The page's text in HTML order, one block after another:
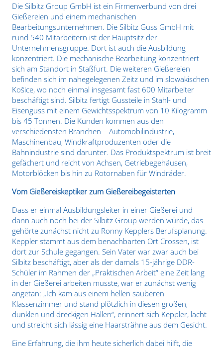
Die Silbitz Group GmbH ist ein Firmenverbund von drei
Gießereien und einem mechanischen
Bearbeitungsunternehmen. Die Silbitz Guss GmbH mit
rund 540 Mitarbeitern ist der Hauptsitz der
Unternehmensgruppe. Dort ist auch die Ausbildung
konzentriert. Die mechanische Bearbeitung konzentriert
sich am Standort in Staßfurt. Die weiteren Gießereien
befinden sich im nahegelegenen Zeitz und im slowakischen
Košice, wo noch einmal insgesamt fast 600 Mitarbeiter
beschäftigt sind. Silbitz fertigt Gussteile in Stahl- und
Eisenguss mit einem Gewichtsspektrum von 10 Kilogramm
bis 45 Tonnen. Die Kunden kommen aus den
verschiedensten Branchen – Automobilindustrie,
Maschinenbau, Windkraftproduzenten oder die
Bahnindustrie sind darunter. Das Produktspektrum ist breit
gefächert und reicht von Achsen, Getriebegehäusen,
Motorblöcken bis hin zu Rotornaben für Windräder.
Vom Gießereiskeptiker zum Gießereibegeisterten
Dass er einmal Ausbildungsleiter in einer Gießerei und
dann auch noch bei der Silbitz Group werden würde, das
gehörte zunächst nicht zu Ronny Kepplers Berufsplanung.
Keppler stammt aus dem benachbarten Ort Crossen, ist
dort zur Schule gegangen. Sein Vater war zwar auch bei
Silbitz beschäftigt, aber als der damals 15-jährige DDR-
Schüler im Rahmen der „Praktischen Arbeit“ eine Zeit lang
in der Gießerei arbeiten musste, war er zunächst wenig
angetan: „Ich kam aus einem hellen sauberen
Klassenzimmer und stand plötzlich in diesen großen,
dunklen und dreckigen Hallen“, erinnert sich Keppler, lacht
und streicht sich lässig eine Haarsträhne aus dem Gesicht.
Eine Erfahrung, die ihm heute sicherlich dabei hilft, die